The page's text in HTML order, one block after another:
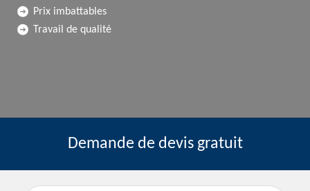
Prix imbattables
Travail de qualité
Demande de devis gratuit